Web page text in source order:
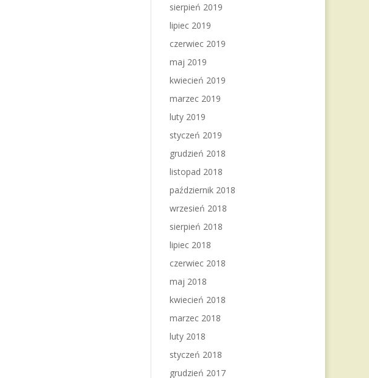
sierpień 2019
lipiec 2019
czerwiec 2019
maj 2019
kwiecień 2019
marzec 2019
luty 2019
styczeń 2019
grudzień 2018
listopad 2018
październik 2018
wrzesień 2018
sierpień 2018
lipiec 2018
czerwiec 2018
maj 2018
kwiecień 2018
marzec 2018
luty 2018
styczeń 2018
grudzień 2017